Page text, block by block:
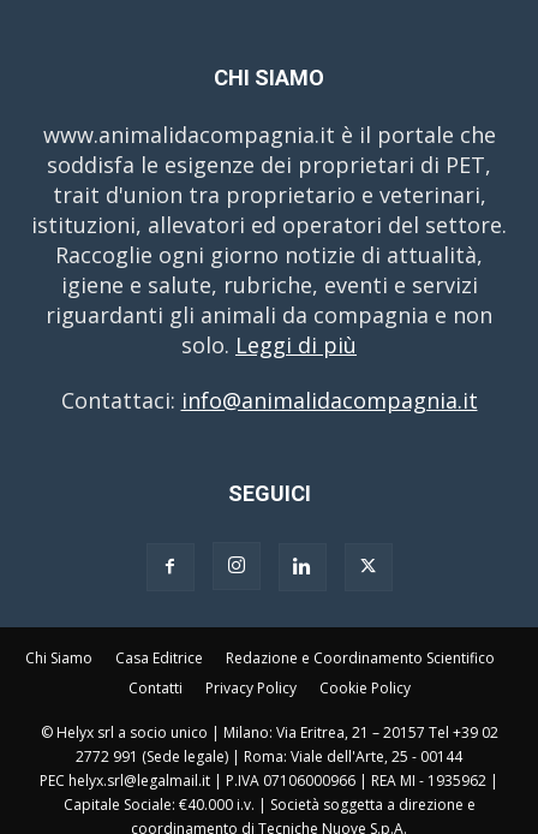
CHI SIAMO
www.animalidacompagnia.it è il portale che
soddisfa le esigenze dei proprietari di PET,
trait d'union tra proprietario e veterinari,
istituzioni, allevatori ed operatori del settore.
Raccoglie ogni giorno notizie di attualità,
igiene e salute, rubriche, eventi e servizi
riguardanti gli animali da compagnia e non
solo. Leggi di più
Contattaci: info@animalidacompagnia.it
SEGUICI
Chi Siamo Casa Editrice
Redazione e Coordinamento Scientifico
Contatti
Privacy Policy Cookie Policy
© Helyx srl a socio unico | Milano: Via Eritrea, 21 – 20157 Tel +39 02
2772 991 (Sede legale) | Roma: Viale dell'Arte, 25 - 00144
PEC helyx.srl@legalmail.it | P.IVA 07106000966 | REA MI - 1935962 |
Capitale Sociale: €40.000 i.v. | Società soggetta a direzione e
coordinamento di Tecniche Nuove S.p.A.